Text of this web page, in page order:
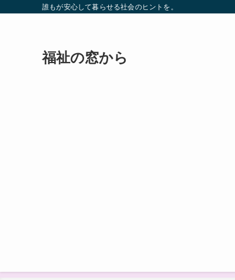
誰もが安心して暮らせる社会のヒントを。
福祉の窓から